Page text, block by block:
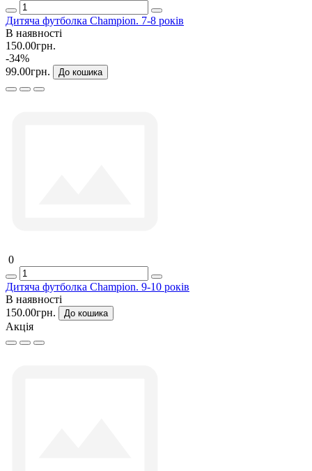
Дитяча футболка Champion. 7-8 років
В наявності
150.00грн.
-34%
99.00грн.
До кошика
0
Дитяча футболка Champion. 9-10 років
В наявності
150.00грн.
До кошика
Акція